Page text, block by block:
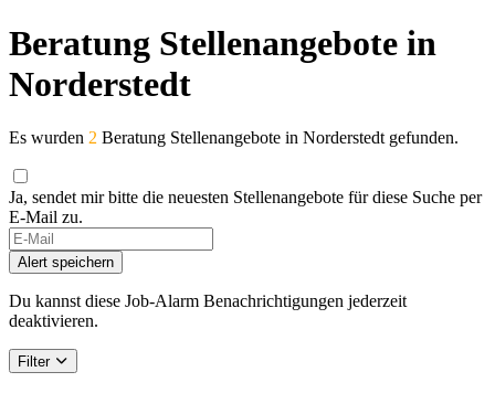
Beratung Stellenangebote in
Norderstedt
Es wurden 2 Beratung Stellenangebote in Norderstedt gefunden.
Ja, sendet mir bitte die neuesten Stellenangebote für diese Suche per
E-Mail zu.
Alert speichern
Du kannst diese Job-Alarm Benachrichtigungen jederzeit
deaktivieren.
Filter